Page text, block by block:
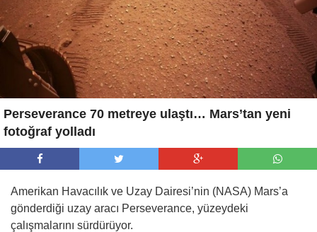
Perseverance 70 metreye ulaştı… Mars’tan yeni
fotoğraf yolladı
Amerikan Havacılık ve Uzay Dairesi’nin (NASA) Mars’a
gönderdiği uzay aracı Perseverance, yüzeydeki
çalışmalarını sürdürüyor.